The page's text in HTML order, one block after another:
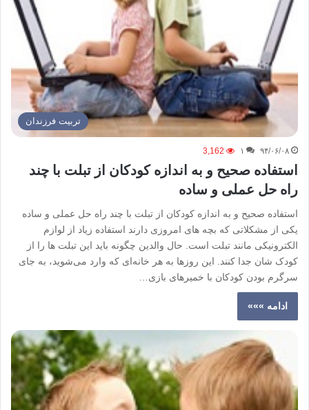
تربیت فرزندان
۹۴/۰۶/۰۸ ۱ 3,162
استفاده صحیح و به اندازه کودکان از تبلت با چند
راه حل عملی و ساده
استفاده صحیح و به اندازه کودکان از تبلت با چند راه حل عملی و ساده
یکی از مشکلاتی که بچه های امروزی دارند استفاده زیاد از لوازم
الکترونیکی مانند تبلت است. حال والدین چگونه باید این تبلت ها را از
کودک شان جدا کنند. این روزها به هر خانه‌ای که وارد می‌شوید، به جای
سرگرم بودن کودکان با خمیرهای بازی…
ادامه »»»